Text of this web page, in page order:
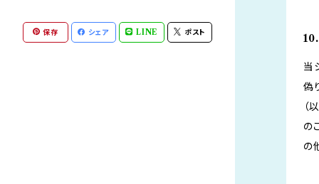
当
偽
（
の
の
保存 シェア LINE ポスト